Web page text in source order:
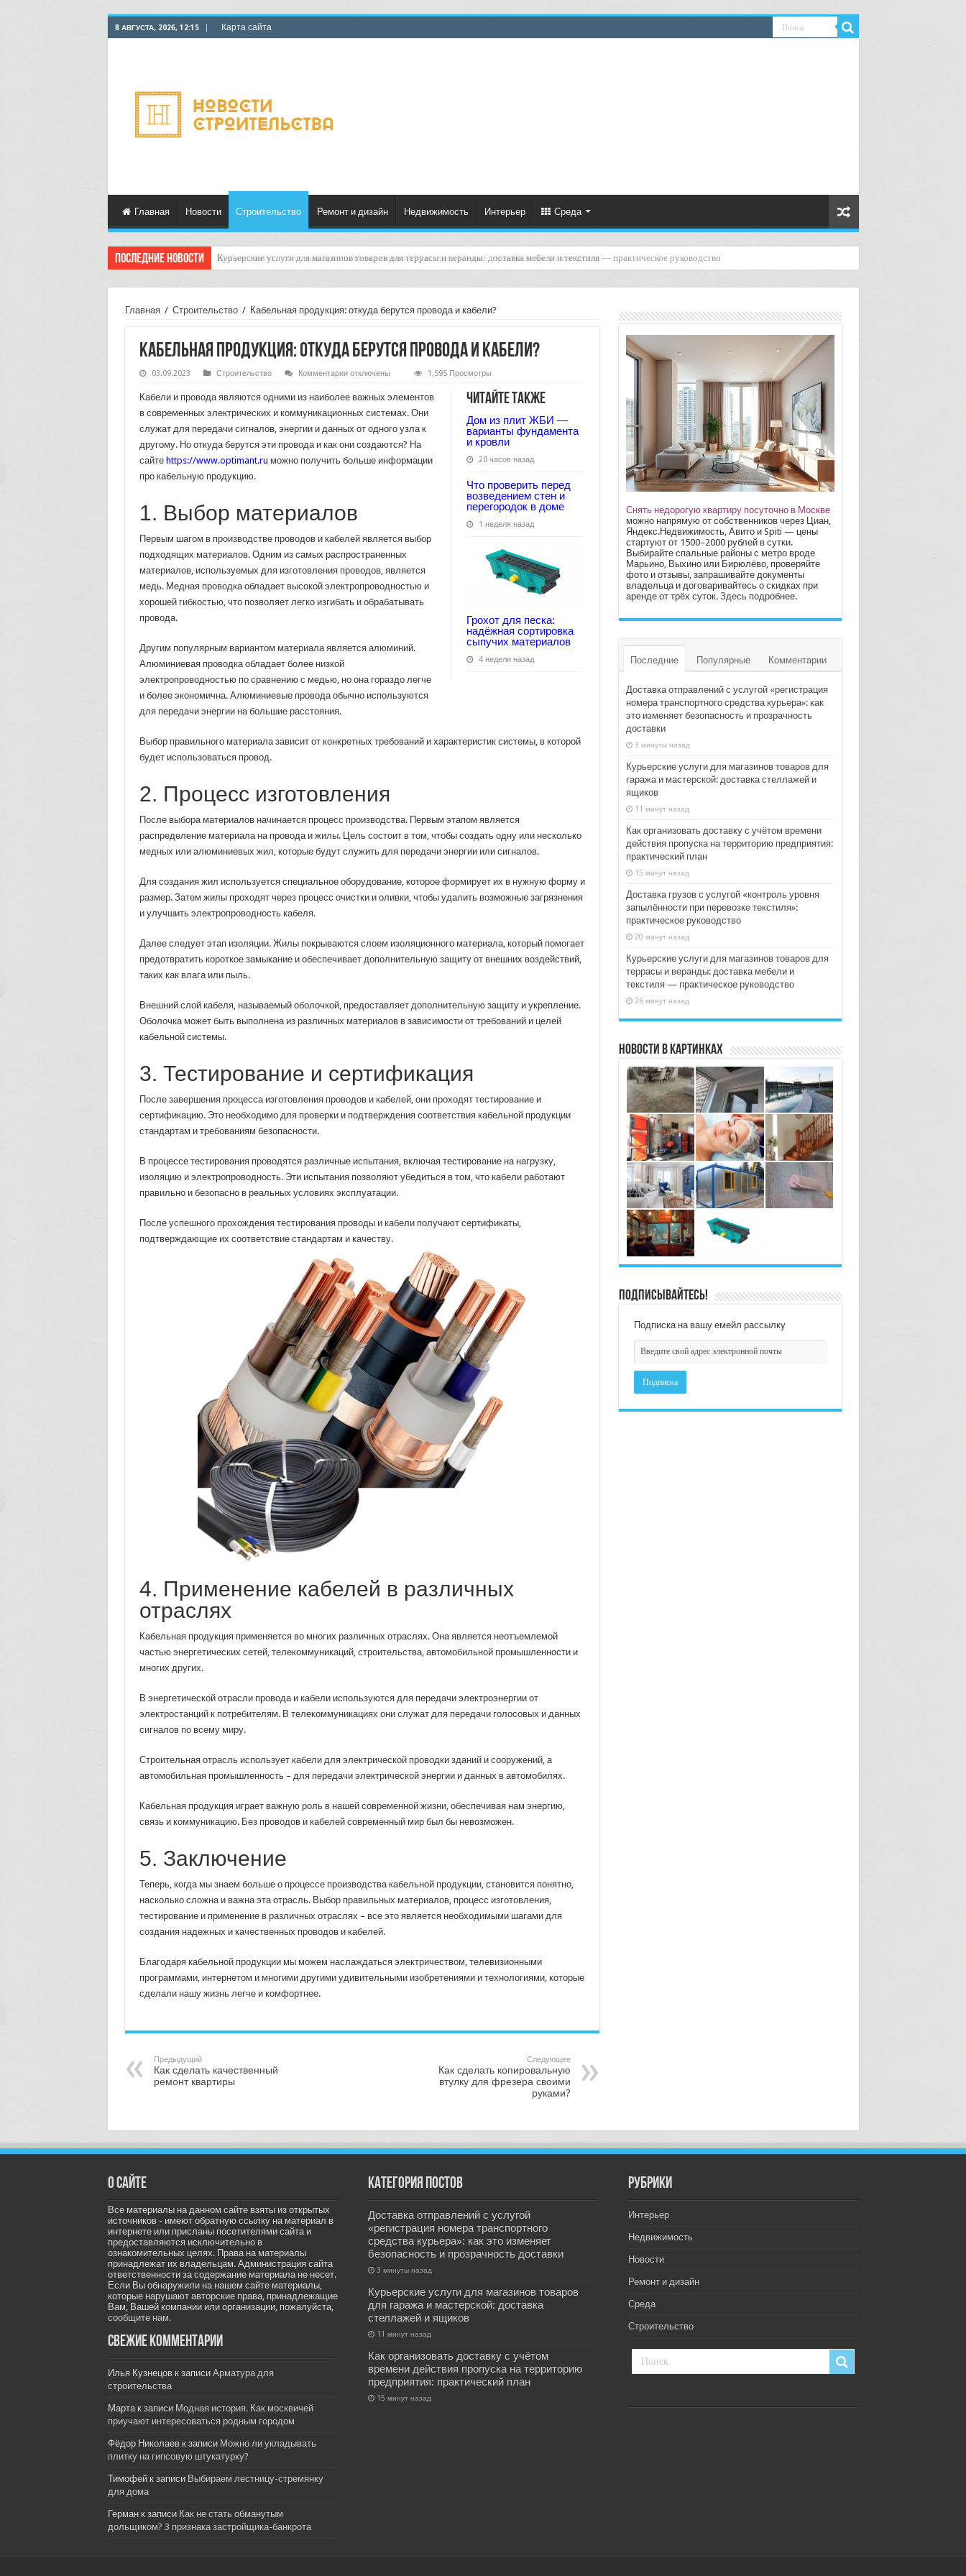
8 АВГУСТА, 2026, 12:15 Карта сайта
Главная Новости Строительство Ремонт и дизайн Недвижимость Интерьер Среда
Последние новости Как рассчитать долю заказов с повреждениями груза при доставке: практическое руководство
Главная / Строительство / Кабельная продукция: откуда берутся провода и кабели?
Кабельная продукция: откуда берутся провода и кабели?
03.09.2023 Строительство Комментариик
продукция:
откуда
берутся
провода
кабели?
отключены 1,595 Просмотры
Читайте также
Дом из плит ЖБИ —
варианты фундамента
и кровли
20 часов назад
Что проверить перед
возведением стен и
перегородок в доме
1 неделя назад
Грохот для песка:
надёжная сортировка
сыпучих материалов
4 недели назад
Кабели и провода являются одними из наиболее важных элементов
в современных электрических и коммуникационных системах. Они
служат для передачи сигналов, энергии и данных от одного узла к
другому. Но откуда берутся эти провода и как они создаются? На
сайте https://www.optimant.ru можно получить больше информации
про кабельную продукцию.
1. Выбор материалов
Первым шагом в производстве проводов и кабелей является выбор
подходящих материалов. Одним из самых распространенных
материалов, используемых для изготовления проводов, является
медь. Медная проводка обладает высокой электропроводностью и
хорошей гибкостью, что позволяет легко изгибать и обрабатывать
провода.
Другим популярным вариантом материала является алюминий.
Алюминиевая проводка обладает более низкой
электропроводностью по сравнению с медью, но она гораздо легче
и более экономична. Алюминиевые провода обычно используются
для передачи энергии на большие расстояния.
Выбор правильного материала зависит от конкретных требований и характеристик системы, в которой
будет использоваться провод.
2. Процесс изготовления
После выбора материалов начинается процесс производства. Первым этапом является
распределение материала на провода и жилы. Цель состоит в том, чтобы создать одну или несколько
медных или алюминиевых жил, которые будут служить для передачи энергии или сигналов.
Для создания жил используется специальное оборудование, которое формирует их в нужную форму и
размер. Затем жилы проходят через процесс очистки и оливки, чтобы удалить возможные загрязнения
и улучшить электропроводность кабеля.
Далее следует этап изоляции. Жилы покрываются слоем изоляционного материала, который помогает
предотвратить короткое замыкание и обеспечивает дополнительную защиту от внешних воздействий,
таких как влага или пыль.
Внешний слой кабеля, называемый оболочкой, предоставляет дополнительную защиту и укрепление.
Оболочка может быть выполнена из различных материалов в зависимости от требований и целей
кабельной системы.
3. Тестирование и сертификация
После завершения процесса изготовления проводов и кабелей, они проходят тестирование и
сертификацию. Это необходимо для проверки и подтверждения соответствия кабельной продукции
стандартам и требованиям безопасности.
В процессе тестирования проводятся различные испытания, включая тестирование на нагрузку,
изоляцию и электропроводность. Эти испытания позволяют убедиться в том, что кабели работают
правильно и безопасно в реальных условиях эксплуатации.
После успешного прохождения тестирования проводы и кабели получают сертификаты,
подтверждающие их соответствие стандартам и качеству.
4. Применение кабелей в различных
отраслях
Кабельная продукция применяется во многих различных отраслях. Она является неотъемлемой
частью энергетических сетей, телекоммуникаций, строительства, автомобильной промышленности и
многих других.
В энергетической отрасли провода и кабели используются для передачи электроэнергии от
электростанций к потребителям. В телекоммуникациях они служат для передачи голосовых и данных
сигналов по всему миру.
Строительная отрасль использует кабели для электрической проводки зданий и сооружений, а
автомобильная промышленность – для передачи электрической энергии и данных в автомобилях.
Кабельная продукция играет важную роль в нашей современной жизни, обеспечивая нам энергию,
связь и коммуникацию. Без проводов и кабелей современный мир был бы невозможен.
5. Заключение
Теперь, когда мы знаем больше о процессе производства кабельной продукции, становится понятно,
насколько сложна и важна эта отрасль. Выбор правильных материалов, процесс изготовления,
тестирование и применение в различных отраслях – все это является необходимыми шагами для
создания надежных и качественных проводов и кабелей.
Благодаря кабельной продукции мы можем наслаждаться электричеством, телевизионными
программами, интернетом и многими другими удивительными изобретениями и технологиями, которые
сделали нашу жизнь легче и комфортнее.
Предыдущий
Как сделать качественный
ремонт квартиры
Следующее
Как сделать копировальную
втулку для фрезера своими
руками?
Снять недорогую квартиру посуточно в Москве
можно напрямую от собственников через Циан,
Яндекс.Недвижимость, Авито и Spiti — цены
стартуют от 1500–2000 рублей в сутки.
Выбирайте спальные районы с метро вроде
Марьино, Выхино или Бирюлёво, проверяйте
фото и отзывы, запрашивайте документы
владельца и договаривайтесь о скидках при
аренде от трёх суток. Здесьподробнее.
Последние Популярные Комментарии
Доставка отправлений с услугой «регистрация
номера транспортного средства курьера»: как
это изменяет безопасность и прозрачность
доставки
3 минуты назад
Курьерские услуги для магазинов товаров для
гаража и мастерской: доставка стеллажей и
ящиков
11 минут назад
Как организовать доставку с учётом времени
действия пропуска на территорию предприятия:
практический план
15 минут назад
Доставка грузов с услугой «контроль уровня
запылённости при перевозке текстиля»:
практическое руководство
20 минут назад
Курьерские услуги для магазинов товаров для
террасы и веранды: доставка мебели и
текстиля — практическое руководство
26 минут назад
Новости в картинках
Подписывайтесь!
Подписка на вашу емейл рассылку
О сайте
Все материалы на данном сайте взяты из открытых
источников - имеют обратную ссылку на материал в
интернете или присланы посетителями сайта и
предоставляются исключительно в
ознакомительных целях. Права на материалы
принадлежат их владельцам. Администрация сайта
ответственности за содержание материала не несет.
Если Вы обнаружили на нашем сайте материалы,
которые нарушают авторские права, принадлежащие
Вам, Вашей компании или организации, пожалуйста,
сообщите нам.
Свежие комментарии
Илья Кузнецовк записи Арматура для
строительства
Мартак записи Модная история. Как москвичей
приучают интересоваться родным городом
Фёдор Николаевк записи Можно ли укладывать
плитку на гипсовую штукатурку?
Тимофейк записи Выбираем лестницу-стремянку
для дома
Германк записи Как не стать обманутым
дольщиком? 3 признака застройщика-банкрота
Категория постов
Доставка отправлений с услугой
«регистрация номера транспортного
средства курьера»: как это изменяет
безопасность и прозрачность доставки
3 минуты назад
Курьерские услуги для магазинов товаров
для гаража и мастерской: доставка
стеллажей и ящиков
11 минут назад
Как организовать доставку с учётом
времени действия пропуска на территорию
предприятия: практический план
15 минут назад
РУбрики
Интерьер
Недвижимость
Новости
Ремонт и дизайн
Среда
Строительство